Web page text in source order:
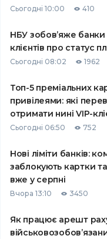
СТРАХУВАННЮ
ВСІ СТРАХОВІ ПОЛІСИ
ВІДГУКИ ПРО СТРАХОВІ
КОМПАНІЇ
КОНТАКТИ
Сьогодні 10:00 410
НБУ зобов’яже
клієнтів про статус
Сьогодні 08:02 1962
Топ-5 преміальних
привілеями: які
отримати нині VIP-
Сьогодні 06:50 752
Нові ліміти банків:
заблокують картки
вже у серпні
Вчора 13:10 3450
Як працює арешт